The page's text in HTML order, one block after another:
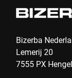
Bizerba
Lemerij 20
7555 PX